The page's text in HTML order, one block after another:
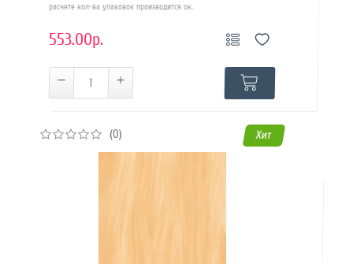
расчете кол-ва упаковок производится ок..
553.00р.
(0) Хит